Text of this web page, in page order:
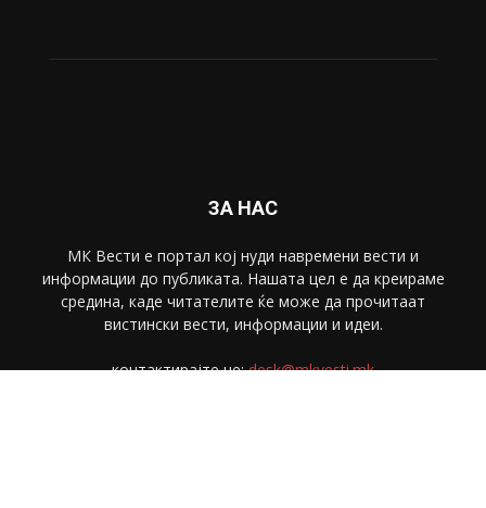
ЗА НАС
МК Вести е портал коj нуди навремени вести и
информации до публиката. Нашата цел е да креираме
средина, каде читателите ќе може да прочитаат
вистински вести, информации и идеи.
контактирајте не:desk@mkvesti.mk